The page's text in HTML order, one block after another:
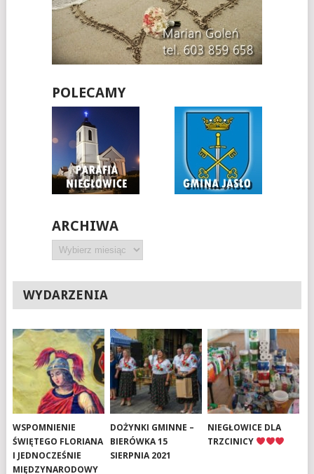
POLECAMY
ARCHIWA
Archiwa
WYDARZENIA
WSPOMNIENIE
ŚWIĘTEGO FLORIANA
I JEDNOCZEŚNIE
MIĘDZYNARODOWY
DOŻYNKI GMINNE –
BIERÓWKA 15
SIERPNIA 2021
NIEGŁOWICE DLA
TRZCINICY